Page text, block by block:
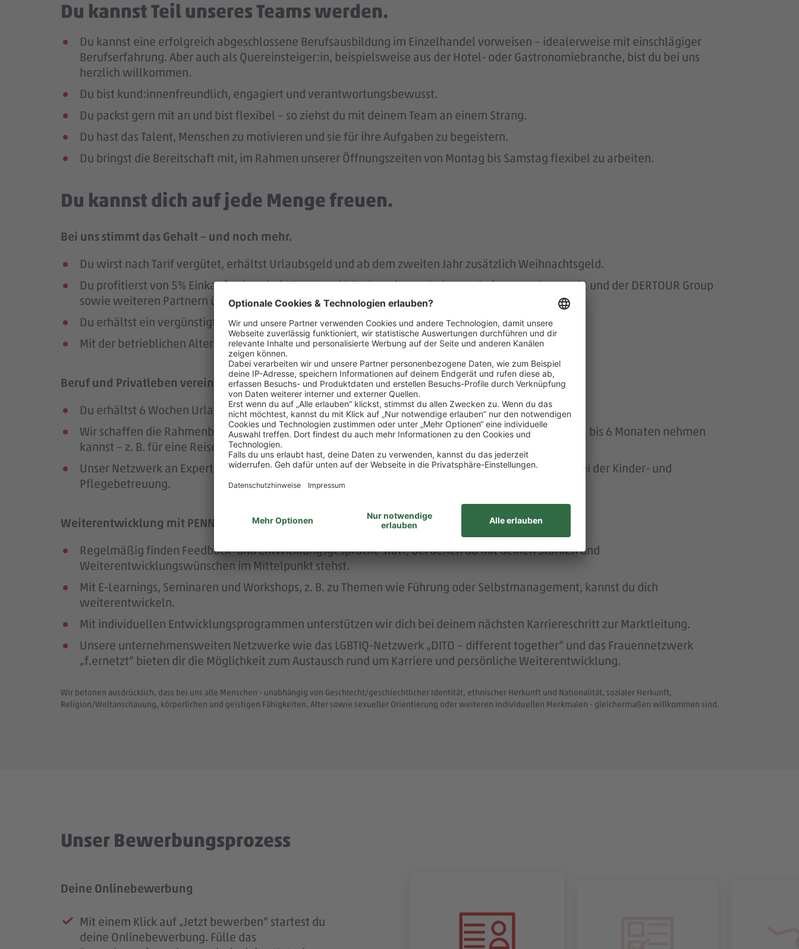
Du kannst Teil unseres Teams werden.
Du kannst eine erfolgreich abgeschlossene Berufsausbildung im Einzelhandel vorweisen – idealerweise mit einschlägiger
Berufserfahrung. Aber auch als Quereinsteiger:in, beispielsweise aus der Hotel- oder Gastronomiebranche, bist du bei uns
herzlich willkommen.
Du bist kund:innenfreundlich, engagiert und verantwortungsbewusst.
Du packst gern mit an und bist flexibel – so ziehst du mit deinem Team an einem Strang.
Du hast das Talent, Menschen zu motivieren und sie für ihre Aufgaben zu begeistern.
Du bringst die Bereitschaft mit, im Rahmen unserer Öffnungszeiten von Montag bis Samstag flexibel zu arbeiten.
Du kannst dich auf jede Menge freuen.
Bei uns stimmt das Gehalt – und noch mehr.
Du wirst nach Tarif vergütet, erhältst Urlaubsgeld und ab dem zweiten Jahr zusätzlich Weihnachtsgeld.
Du profitierst von 5% Einkaufsrabatt bei PENNY und REWE, weiteren Rabatten beim toom Baumarkt und der DERTOUR Group
sowie weiteren Partnern über die Plattform Corporate Benefits.
Du erhältst ein vergünstigtes Deutschlandticket.
Mit der betrieblichen Altersversorgung der REWE Group hast du mehr Rente im Alter.
Beruf und Privatleben vereinbaren – das unterstützen wir.
Du erhältst 6 Wochen Urlaub pro Jahr.
Wir schaffen die Rahmenbedingungen dafür, dass du dir nach 3 Jahren bei PENNY eine Auszeit von 1 bis 6 Monaten nehmen
kannst – z. B. für eine Reise oder einen Hausbau.
Unser Netzwerk an Expert:innen unterstützt dich durch die Vermittlung von Betreuungspersonen bei der Kinder- und
Pflegebetreuung.
Weiterentwicklung mit PENNY – wir fördern dich.
Regelmäßig finden Feedback- und Entwicklungsgespräche statt, bei denen du mit deinen Stärken und
Weiterentwicklungswünschen im Mittelpunkt stehst.
Mit E-Learnings, Seminaren und Workshops, z. B. zu Themen wie Führung oder Selbstmanagement, kannst du dich
weiterentwickeln.
Mit individuellen Entwicklungsprogrammen unterstützen wir dich bei deinem nächsten Karriereschritt zur Marktleitung.
Unsere unternehmensweiten Netzwerke wie das LGBTIQ-Netzwerk „DITO – different together“ und das Frauennetzwerk
„f.ernetzt“ bieten dir die Möglichkeit zum Austausch rund um Karriere und persönliche Weiterentwicklung.
Wir betonen ausdrücklich, dass bei uns alle Menschen - unabhängig von Geschlecht/geschlechtlicher Identität, ethnischer Herkunft und Nationalität, sozialer Herkunft,
Religion/Weltanschauung, körperlichen und geistigen Fähigkeiten, Alter sowie sexueller Orientierung oder weiteren individuellen Merkmalen - gleichermaßen willkommen sind.
Unser Bewerbungsprozess
Deine Onlinebewerbung
Mit einem Klick auf „Jetzt bewerben“ startest du
deine Onlinebewerbung. Fülle das
Prüfung deiner Bewerbung
Sobald deine Bewerbung bei uns eingegangen
ist, erhältst du eine Eingangsbestätigung per E-
Unser Kennenlernen
Deine Bewerbung hat uns überzeugt? Dann
laden wir dich zu einem persönlichen
Dein Start im #teampenny
Nach unserem Kennenlernen erhältst du zeitnah
eine finale Rückmeldung.